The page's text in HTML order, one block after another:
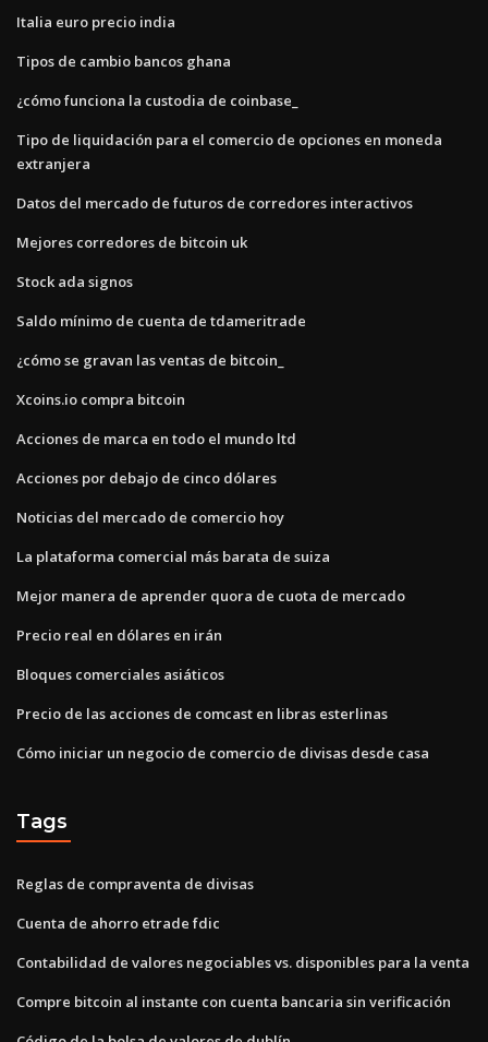
Italia euro precio india
Tipos de cambio bancos ghana
¿cómo funciona la custodia de coinbase_
Tipo de liquidación para el comercio de opciones en moneda
extranjera
Datos del mercado de futuros de corredores interactivos
Mejores corredores de bitcoin uk
Stock ada signos
Saldo mínimo de cuenta de tdameritrade
¿cómo se gravan las ventas de bitcoin_
Xcoins.io compra bitcoin
Acciones de marca en todo el mundo ltd
Acciones por debajo de cinco dólares
Noticias del mercado de comercio hoy
La plataforma comercial más barata de suiza
Mejor manera de aprender quora de cuota de mercado
Precio real en dólares en irán
Bloques comerciales asiáticos
Precio de las acciones de comcast en libras esterlinas
Cómo iniciar un negocio de comercio de divisas desde casa
Tags
Reglas de compraventa de divisas
Cuenta de ahorro etrade fdic
Contabilidad de valores negociables vs. disponibles para la venta
Compre bitcoin al instante con cuenta bancaria sin verificación